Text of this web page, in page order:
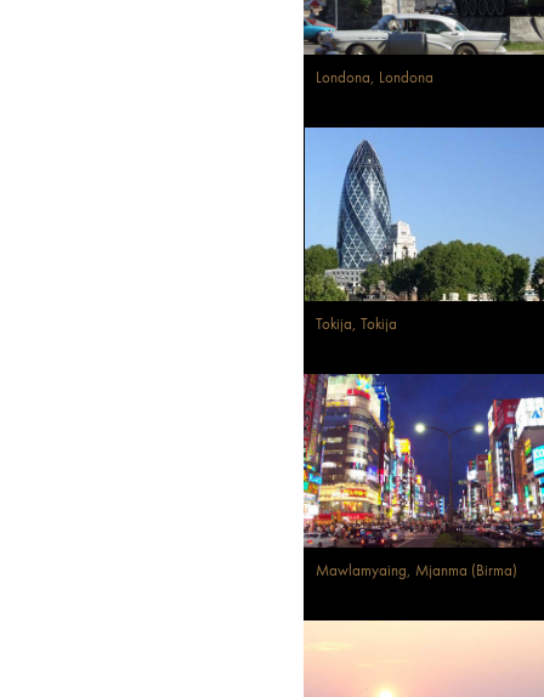
Londona, Londona
Tokija, Tokija
Mawlamyaing, Mjanma (Birma)